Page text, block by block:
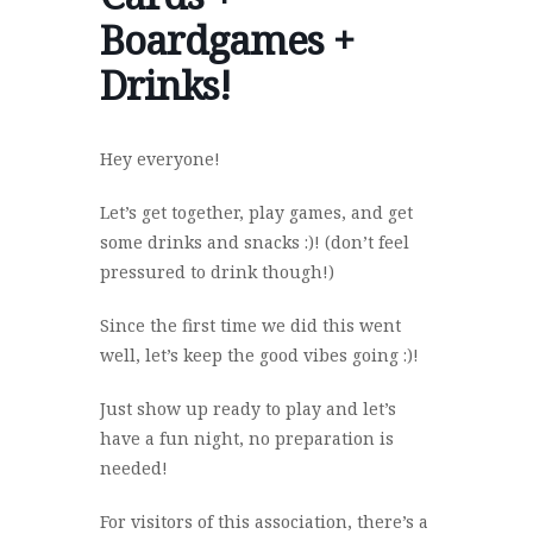
Boardgames +
Drinks!
Hey everyone!
Let’s get together, play games, and get
some drinks and snacks :)! (don’t feel
pressured to drink though!)
Since the first time we did this went
well, let’s keep the good vibes going :)!
Just show up ready to play and let’s
have a fun night, no preparation is
needed!
For visitors of this association, there’s a